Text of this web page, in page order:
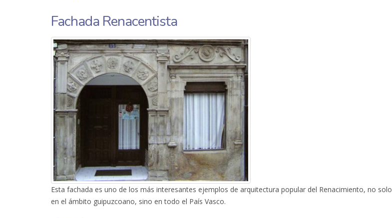
Fachada Renacentista
Esta fachada es uno de los más interesantes ejemplos de arquitectura popular del Renacimiento, no solo
en el ámbito guipuzcoano, sino en todo el País Vasco.